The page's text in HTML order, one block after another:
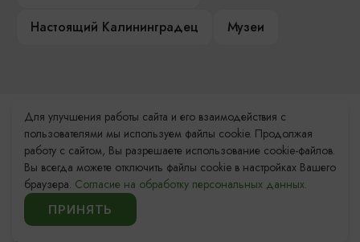
Настоящий Калининградец
Музеи
Контакты Туристского
информационного центра
+7 (4012) 555-200
8 (800) 200-55-39
Для улучшения работы сайта и его взаимодействия с
пользователями мы используем файлы cookie. Продолжая
работу с сайтом, Вы разрешаете использование cookie-файлов.
Вы всегда можете отключить файлы cookie в настройках Вашего
браузера. Согласие на обработку персональных данных.
ПРИНЯТЬ